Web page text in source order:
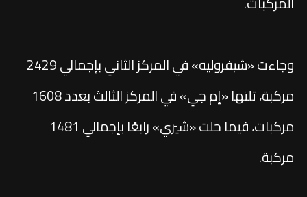
وجاءت «شيفروليه» في المركز الثاني بإجمالي 2429
مركبة، تلتها «إم جي» في المركز الثالث بعدد 1608
مركبات، فيما حلت «شيري» رابعًا بإجمالي 1481
مركبة.